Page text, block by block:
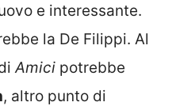
e interessante.
la De Filippi. Al
Amici potrebbe
, altro punto di